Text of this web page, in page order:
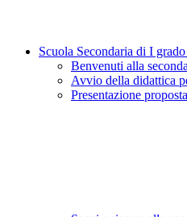
Scuola Secondaria di I
Benvenuti alla
Avvio della didattica
Presentazione